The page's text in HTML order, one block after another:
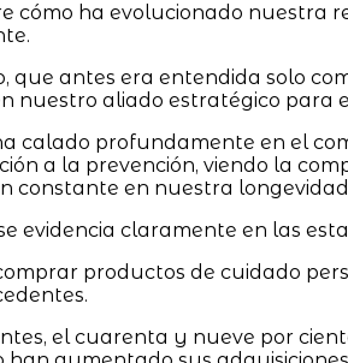
cómo ha evolucionado nuestra
que antes era entendida solo
nuestro aliado estratégico para
calado profundamente en el
a la prevención, viendo la
constante en nuestra
evidencia claramente en las
productos de cuidado
el cuarenta y nueve por